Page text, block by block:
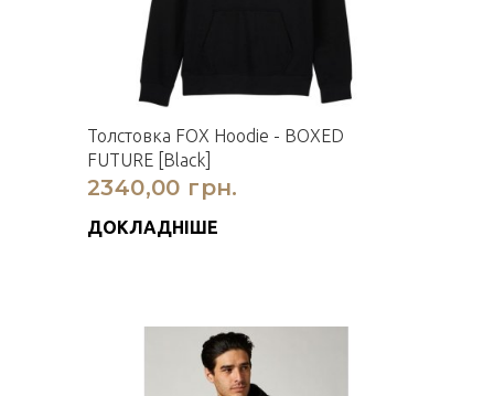
Толстовка FOX Hoodie - BOXED
FUTURE [Black]
2340,00 грн.
ДОКЛАДНІШЕ